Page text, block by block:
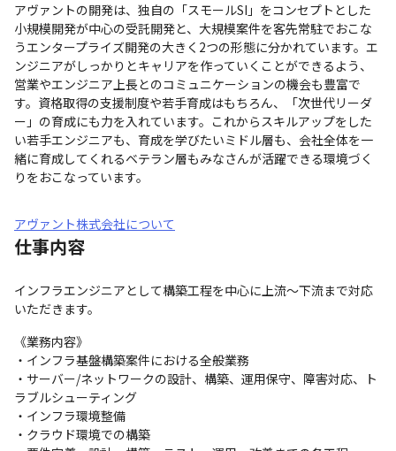
アヴァントの開発は、独自の「スモールSI」をコンセプトとした
小規模開発が中心の受託開発と、大規模案件を客先常駐でおこな
うエンタープライズ開発の大きく2つの形態に分かれています。エ
ンジニアがしっかりとキャリアを作っていくことができるよう、
営業やエンジニア上長とのコミュニケーションの機会も豊富で
す。資格取得の支援制度や若手育成はもちろん、「次世代リーダ
ー」の育成にも力を入れています。これからスキルアップをした
い若手エンジニアも、育成を学びたいミドル層も、会社全体を一
緒に育成してくれるベテラン層もみなさんが活躍できる環境づく
りをおこなっています。
アヴァント株式会社について
仕事内容
インフラエンジニアとして構築工程を中心に上流～下流まで対応
いただきます。
《業務内容》
・インフラ基盤構築案件における全般業務
・サーバー/ネットワークの設計、構築、運用保守、障害対応、ト
ラブルシューティング
・インフラ環境整備
・クラウド環境での構築